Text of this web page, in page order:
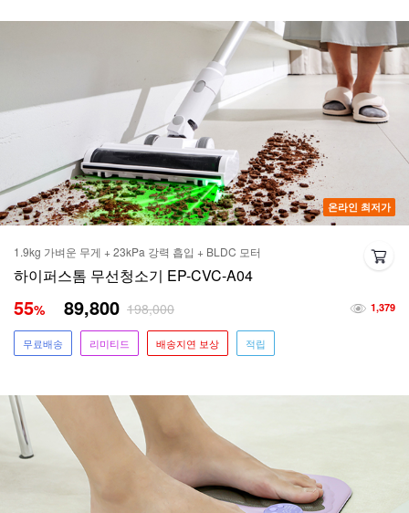
온라인 최저가
1.9kg 가벼운 무게 + 23kPa 강력 흡입 + BLDC 모터
하이퍼스톰 무선청소기 EP-CVC-A04
1,379
55% 89,800 198,000
무료배송 리미티드 배송지연 보상 적립